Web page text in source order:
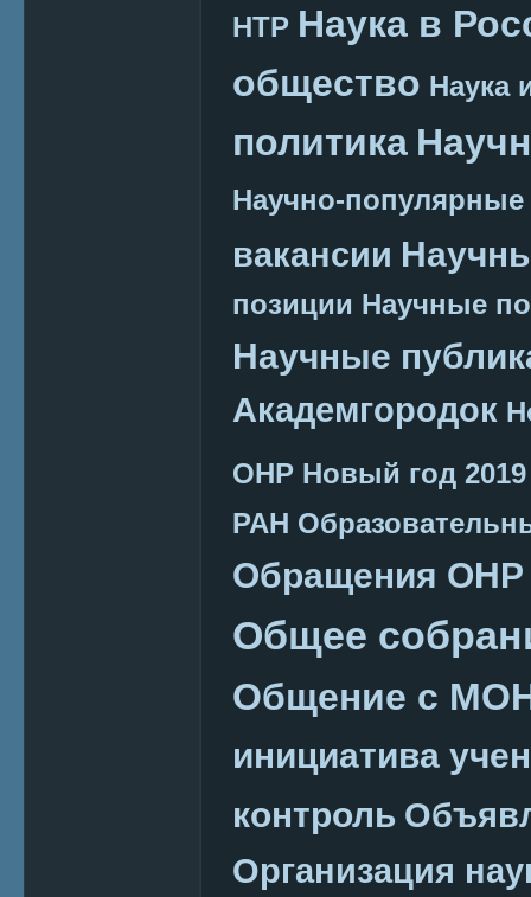
НТР Наука в
общество Наука
политика
Научно-
вакансии
позиции Научные
Научные
Академгородок
ОНР Новый год 2019
РАН
Обращения ОНР
Общее
Общение с
инициатива
контроль
Организация